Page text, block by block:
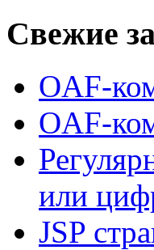
Свежие
OAF-
OAF-
или
JSP